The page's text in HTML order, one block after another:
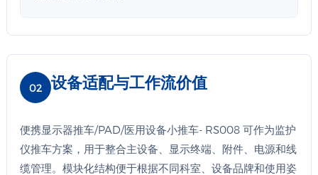
02 设备适配与工作流价值
便携显示器推车/PAD/医用设备小推车- RS008 可作为监护
仪推车方案，用于整合主设备、显示终端、附件、电源和线
缆管理。模块化结构便于根据不同科室、设备品牌和使用姿